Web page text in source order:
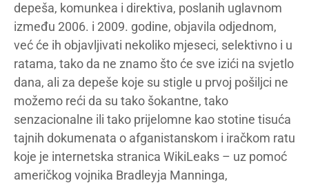
depeša, komunkea i direktiva, poslanih uglavnom
između 2006. i 2009. godine, objavila odjednom,
već će ih objavljivati nekoliko mjeseci, selektivno i u
ratama, tako da ne znamo što će sve izići na svjetlo
dana, ali za depeše koje su stigle u prvoj pošiljci ne
možemo reći da su tako šokantne, tako
senzacionalne ili tako prijelomne kao stotine tisuća
tajnih dokumenata o afganistanskom i iračkom ratu
koje je internetska stranica WikiLeaks – uz pomoć
američkog vojnika Bradleyja Manninga,